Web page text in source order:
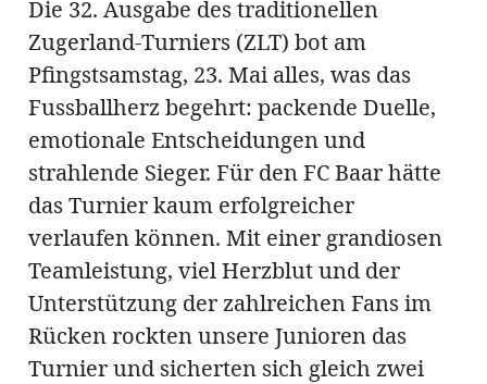
Die 32. Ausgabe des traditionellen
Zugerland-Turniers (ZLT) bot am
Pfingstsamstag, 23. Mai alles, was das
Fussballherz begehrt: packende Duelle,
emotionale Entscheidungen und
strahlende Sieger. Für den FC Baar hätte
das Turnier kaum erfolgreicher
verlaufen können. Mit einer grandiosen
Teamleistung, viel Herzblut und der
Unterstützung der zahlreichen Fans im
Rücken rockten unsere Junioren das
Turnier und sicherten sich gleich zwei